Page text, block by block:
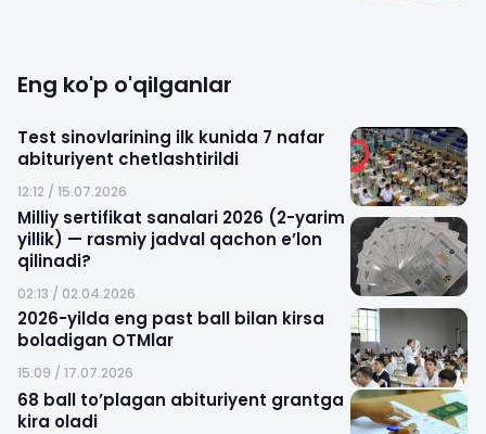
Eng ko'p o'qilganlar
Test sinovlarining ilk kunida 7 nafar
abituriyent chetlashtirildi
12:12 / 15.07.2026
Milliy sertifikat sanalari 2026 (2-yarim
yillik) — rasmiy jadval qachon e’lon
qilinadi?
02:13 / 02.04.2026
2026-yilda eng past ball bilan kirsa
boladigan OTMlar
15:09 / 17.07.2026
68 ball to’plagan abituriyent grantga
kira oladi